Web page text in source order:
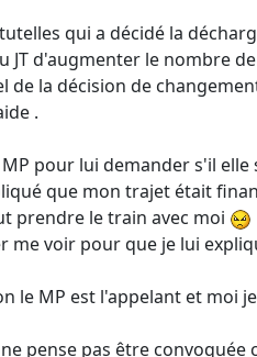
tutelles qui a décidé la
JT d'augmenter le nombre
de la décision de
.
pour lui demander s'il
que mon trajet était
prendre le train avec moi
me voir pour que je lui
le MP est l'appelant et moi
pense pas être